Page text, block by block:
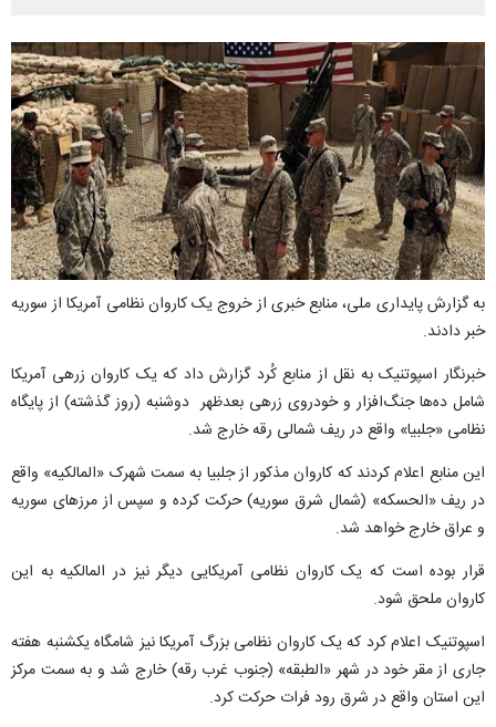
به گزارش پایداری ملی، منابع خبری از خروج یک کاروان نظامی آمریکا از سوریه
خبر دادند.
خبرنگار اسپوتنیک به نقل از منابع کُرد گزارش داد که یک کاروان زرهی آمریکا
شامل ده‌ها جنگ‌افزار و خودروی زرهی بعدظهر دوشنبه (روز گذشته) از پایگاه
نظامی «جلبیا» واقع در ریف شمالی رقه خارج شد.
این منابع اعلام کردند که کاروان مذکور از جلبیا به سمت شهرک «المالکیه» واقع
در ریف «الحسکه» (شمال شرق سوریه) حرکت کرده و سپس از مرزهای سوریه
و عراق خارج خواهد شد.
قرار بوده است که یک کاروان نظامی آمریکایی دیگر نیز در المالکیه به این
کاروان ملحق شود.
اسپوتنیک اعلام کرد که یک کاروان نظامی بزرگ آمریکا نیز شامگاه یکشنبه هفته
جاری از مقر خود در شهر «الطبقه» (جنوب غرب رقه) خارج شد و به سمت مرکز
این استان واقع در شرق رود فرات حرکت کرد.